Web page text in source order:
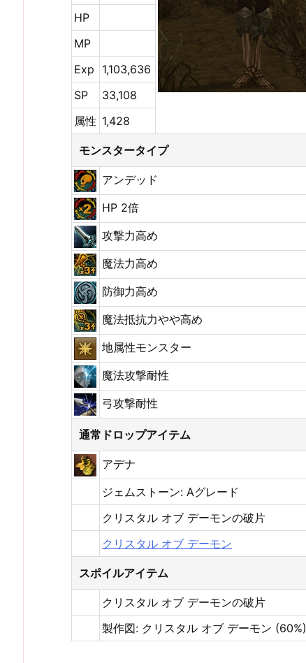
HP
MP
Exp
1,103,636
SP
33,108
属性 1,428
モンスタータイプ
アンデッド
HP 2倍
攻撃力高め
魔法力高め
防御力高め
魔法抵抗力やや高め
地属性モンスター
魔法攻撃耐性
弓攻撃耐性
通常ドロップアイテム
アデナ
ジェムストーン: Aグレード
クリスタル オブ デーモンの破片
クリスタル オブ デーモン
スポイルアイテム
クリスタル オブ デーモンの破片
製作図: クリスタル オブ デーモン (60%)